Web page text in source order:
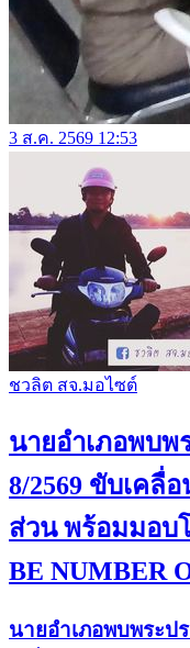
3 ส.ค. 2569 12:53
ชวลิต สจ.มอไซต์
นายอำเภอพบพ
8/2569 ขับเคลื่
ส่วน พร้อมมอบ
BE NUMBER
นายอำเภอพบพระป